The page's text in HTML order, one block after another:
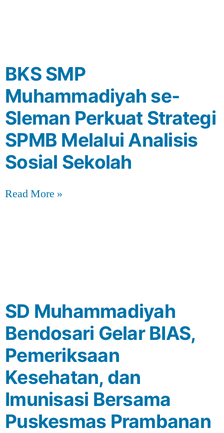
BKS SMP
Muhammadiyah se-
Sleman Perkuat Strategi
SPMB Melalui Analisis
Sosial Sekolah
Read More »
SD Muhammadiyah
Bendosari Gelar BIAS,
Pemeriksaan
Kesehatan, dan
Imunisasi Bersama
Puskesmas Prambanan